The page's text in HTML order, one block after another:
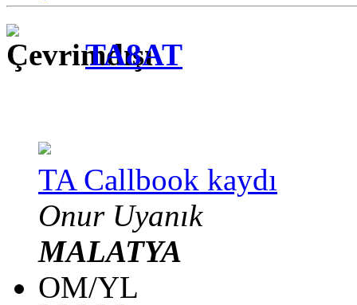
TA8AT
TA Callbook kaydı
Onur Uyanık
MALATYA
OM/YL